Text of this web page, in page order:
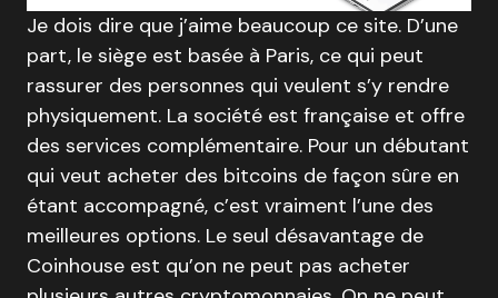
Je dois dire que j’aime beaucoup ce site. D’une
part, le siège est basée à Paris, ce qui peut
rassurer des personnes qui veulent s’y rendre
physiquement. La société est française et offre
des services complémentaire. Pour un débutant
qui veut acheter des bitcoins de façon sûre en
étant accompagné, c’est vraiment l’une des
meilleures options. Le seul désavantage de
Coinhouse est qu’on ne peut pas acheter